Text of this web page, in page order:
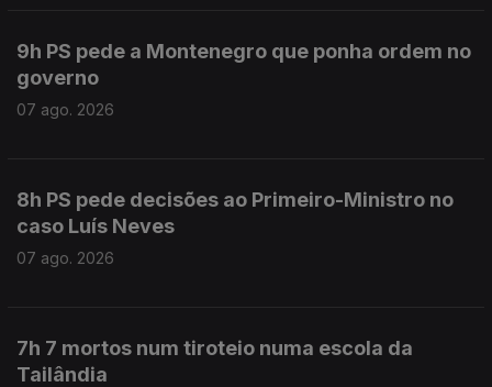
9h PS pede a Montenegro que ponha ordem no
governo
07 ago. 2026
8h PS pede decisões ao Primeiro-Ministro no
caso Luís Neves
07 ago. 2026
7h 7 mortos num tiroteio numa escola da
Tailândia